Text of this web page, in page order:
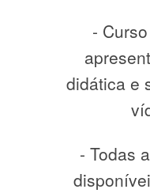
-
didática e
- Todas